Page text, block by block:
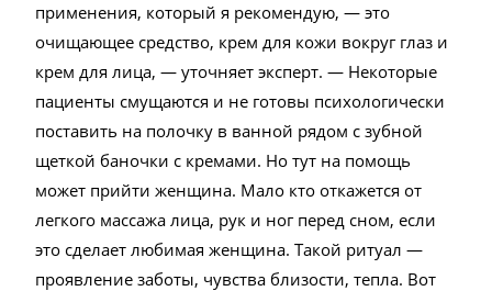
применения, который я рекомендую, — это
очищающее средство, крем для кожи вокруг глаз и
крем для лица, — уточняет эксперт. — Некоторые
пациенты смущаются и не готовы психологически
поставить на полочку в ванной рядом с зубной
щеткой баночки с кремами. Но тут на помощь
может прийти женщина. Мало кто откажется от
легкого массажа лица, рук и ног перед сном, если
это сделает любимая женщина. Такой ритуал —
проявление заботы, чувства близости, тепла. Вот